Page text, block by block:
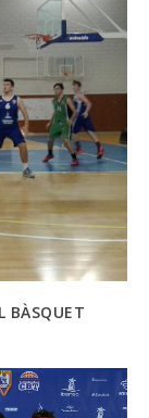
BÀSQUET